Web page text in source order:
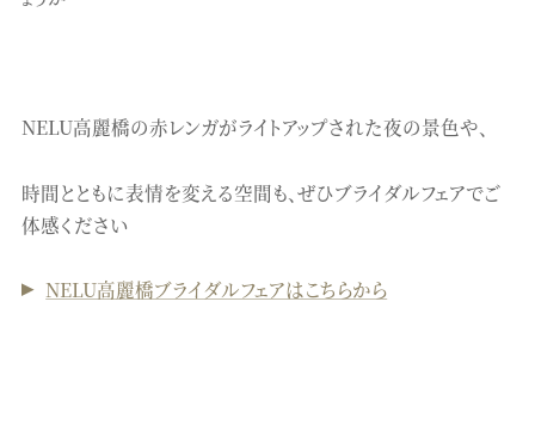
NELU高麗橋の赤レンガがライトアップされた夜の景色や、
時間とともに表情を変える空間も、ぜひブライダルフェアでご
体感ください
NELU高麗橋ブライダルフェアはこちらから